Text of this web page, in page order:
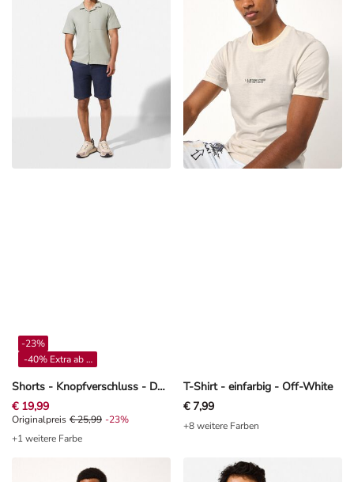
Shorts - Knopfverschluss - Dunkelblau
-23%
-40% Extra ab 4**
€ 19,99
Originalpreis € 25,99, Rabat -23%
Originalpreis € 25,99 -23%
+1 weitere Farbe
T-Shirt - einfarbig - Off-White
€ 7,99
+8 weitere Farben